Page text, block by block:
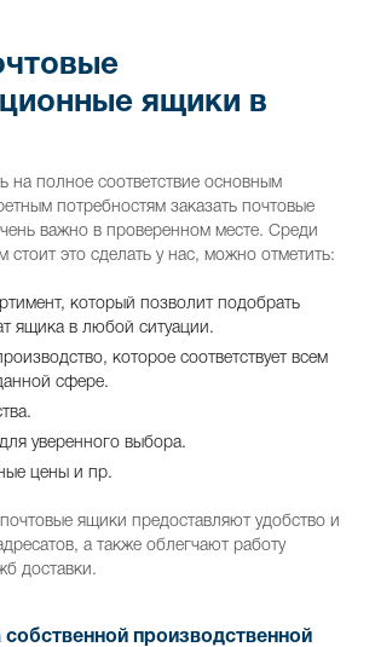
ящики в
на полное соответствие основным
потребностям заказать почтовые
важно в проверенном месте. Среди
стоит это сделать у нас, можно отметить:
который позволит подобрать
ящика в любой ситуации.
которое соответствует всем
сфере.
уверенного выбора.
цены и пр.
ящики предоставляют удобство и
а также облегчают работу
доставки.
производственной